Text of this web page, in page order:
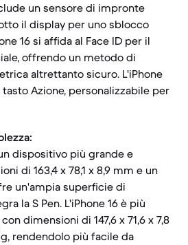
un sensore di impronte
il display per uno sblocco
16 si affida al Face ID per il
offrendo un metodo di
altrettanto sicuro. L'iPhone
Azione, personalizzabile per
dispositivo più grande e
di 163,4 x 78,1 x 8,9 mm e un
un'ampia superficie di
la S Pen. L'iPhone 16 è più
dimensioni di 147,6 x 71,6 x 7,8
rendendolo più facile da